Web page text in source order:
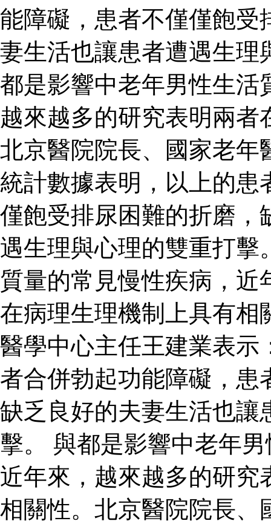
能障礙，患者不僅僅飽受
妻生活也讓患者遭遇生
都是影響中老年男性生活
越來越多的研究表明兩
北京醫院院長、國家老年
統計數據表明，以上的患
僅飽受排尿困難的折磨，
遇生理與心理的雙重打擊
質量的常見慢性疾病，近
在病理生理機制上具有相
醫學中心主任王建業表示
者合併勃起功能障礙，患
缺乏良好的夫妻生活也讓
擊。 與都是影響中老年
近年來，越來越多的研究
相關性。北京醫院院長、